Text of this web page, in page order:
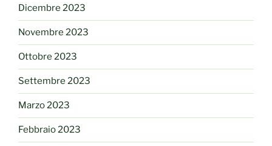
Dicembre 2023
Novembre 2023
Ottobre 2023
Settembre 2023
Marzo 2023
Febbraio 2023